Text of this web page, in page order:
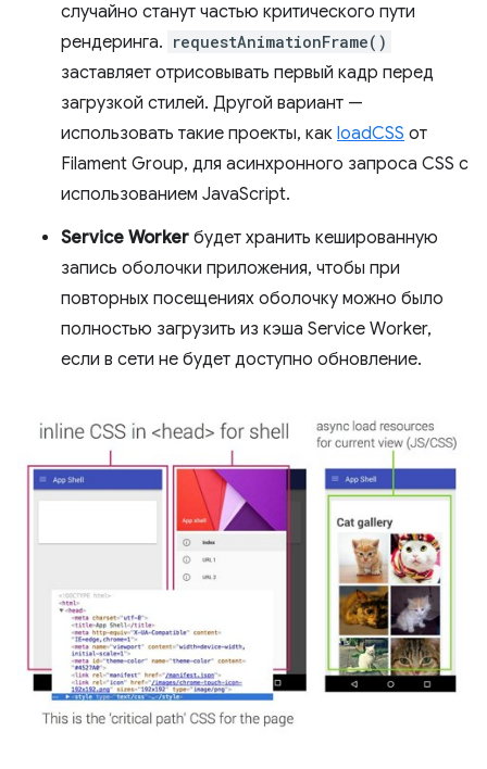
случайно станут частью критического пути
рендеринга. requestAnimationFrame()
заставляет отрисовывать первый кадр перед
загрузкой стилей. Другой вариант —
использовать такие проекты, как loadCSS от
Filament Group, для асинхронного запроса CSS с
использованием JavaScript.
Service Worker будет хранить кешированную
запись оболочки приложения, чтобы при
повторных посещениях оболочку можно было
полностью загрузить из кэша Service Worker,
если в сети не будет доступно обновление.